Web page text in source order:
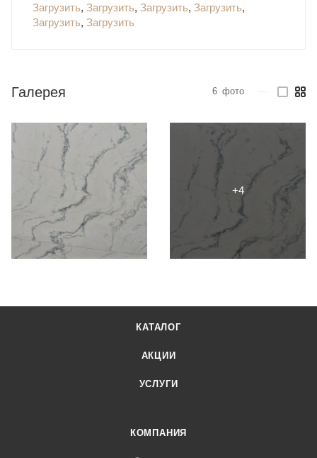
Загрузить, Загрузить, Загрузить, Загрузить,
Загрузить, Загрузить
Галерея 6 фото
КАТАЛОГ
АКЦИИ
УСЛУГИ
КОМПАНИЯ